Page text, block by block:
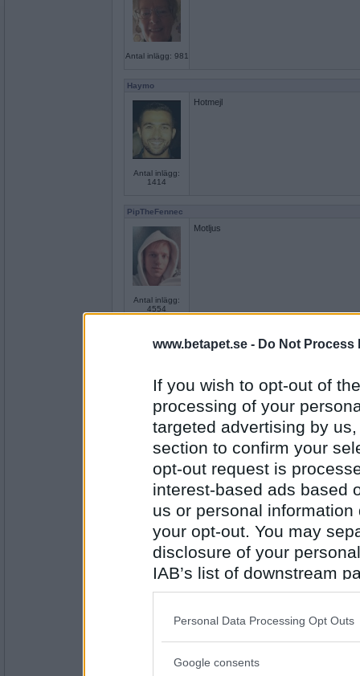
www.betapet.se - Do Not Process
If you wish to opt-out of
processing of your
targeted advertising by
section to confirm your
opt-out request is
interest-based ads based
us or personal
your opt-out. You may
disclosure of your
IAB’s list of downstream
also be disclosed by us
Downstream Participants
Please note that this
Personal Data Processing Opt Outs
Google consents
Antal inlägg: 981
Haymo
Antal inlägg:
1414
Hotmejl
PipTheFennec
Antal inlägg:
4554
Motljus
Antal inlägg: 981
PipTheFennec
4554
Julstök